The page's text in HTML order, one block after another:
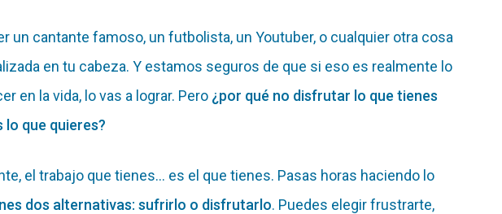
un cantante famoso, un futbolista, un Youtuber, o cualquier otra cosa
en tu cabeza. Y estamos seguros de que si eso es realmente lo
en la vida, lo vas a lograr. Pero ¿por qué no disfrutar lo que tienes
que quieres?
el trabajo que tienes… es el que tienes. Pasas horas haciendo lo
dos alternativas: sufrirlo o disfrutarlo. Puedes elegir frustrarte,